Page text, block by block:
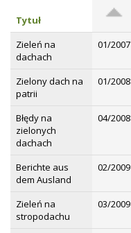
Tytuł
Zieleń na
dachach
01/2007
Zielony dach na
patrii
01/2008
Błędy na
zielonych
dachach
04/2008
Berichte aus
dem Ausland
02/2009
Zieleń na
stropodachu
03/2009